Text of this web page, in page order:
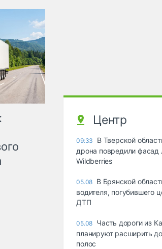
Центр
09:33
В Тверской
дрона повредили фасад
Wildberries
05.08 В Брянской
водителя, погубившего
ДТП
05.08 Часть дороги из
планируют расширить
полос